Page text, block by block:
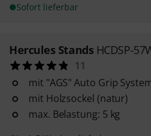
Sofort lieferbar
Hercules Stands HCDSP-
11
mit "AGS" Auto Grip
mit Holzsockel (natur)
max. Belastung: 5 kg